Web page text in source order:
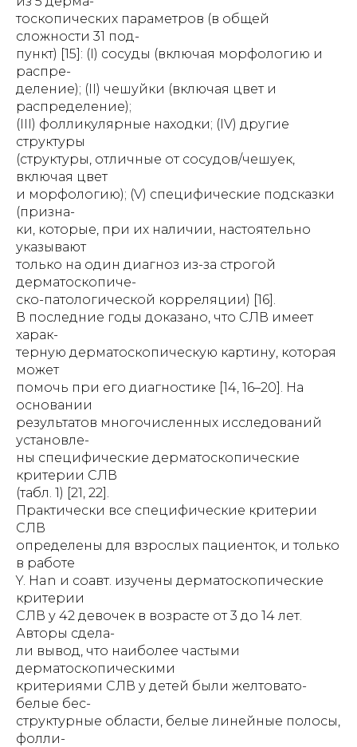
тоскопических параметров (в общей
сложности 31 под-
пункт) [15]: (I) сосуды (включая морфологию и
распре-
деление); (II) чешуйки (включая цвет и
распределение);
(III) фолликулярные находки; (IV) другие
структуры
(структуры, отличные от сосудов/чешуек,
включая цвет
и морфологию); (V) специфические подсказки
(призна-
ки, которые, при их наличии, настоятельно
указывают
только на один диагноз из-за строгой
дерматоскопиче-
ско-патологической корреляции) [16].
В последние годы доказано, что СЛВ имеет
харак-
терную дерматоскопическую картину, которая
может
помочь при его диагностике [14, 16–20]. На
основании
результатов многочисленных исследований
установле-
ны специфические дерматоскопические
критерии СЛВ
(табл. 1) [21, 22].
Практически все специфические критерии
СЛВ
определены для взрослых пациенток, и только
в работе
Y. Han и соавт. изучены дерматоскопические
критерии
СЛВ у 42 девочек в возрасте от 3 до 14 лет.
Авторы сдела-
ли вывод, что наиболее частыми
дерматоскопическими
критериями СЛВ у детей были желтовато-
белые бес-
структурные области, белые линейные полосы,
фолли-